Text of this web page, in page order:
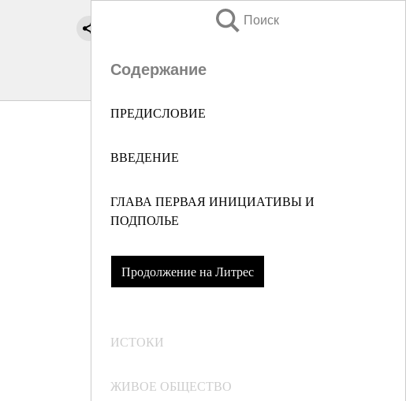
Поиск
Содержание
ПРЕДИСЛОВИЕ
ВВЕДЕНИЕ
ГЛАВА ПЕРВАЯ ИНИЦИАТИВЫ И
ПОДПОЛЬЕ
Продолжение на Литрес
ИСТОКИ
ЖИВОЕ ОБЩЕСТВО